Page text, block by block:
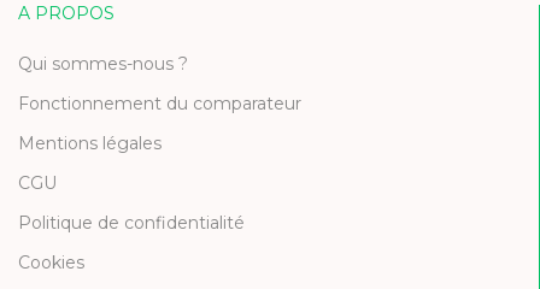
A PROPOS
Qui sommes-nous ?
Fonctionnement du comparateur
Mentions légales
CGU
Politique de confidentialité
Cookies